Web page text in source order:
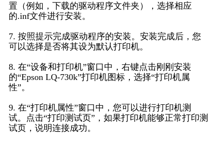
置（例如，下载的驱动程序文件夹），选择相应
的.inf文件进行安装。
7. 按照提示完成驱动程序的安装。安装完成后，您
可以选择是否将其设为默认打印机。
8. 在“设备和打印机”窗口中，右键点击刚刚安装
的“Epson LQ-730k”打印机图标，选择“打印机属
性”。
9. 在“打印机属性”窗口中，您可以进行打印机测
试。点击“打印测试页”，如果打印机能够正常打印测
试页，说明连接成功。